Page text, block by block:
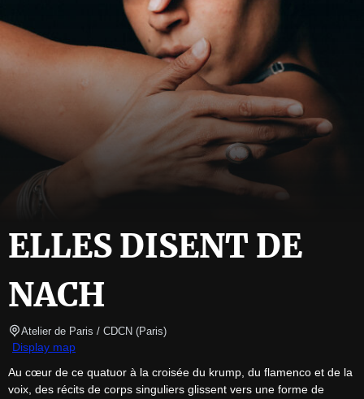
ELLES DISENT DE
NACH
Atelier de Paris / CDCN (Paris)
Display map
Au cœur de ce quatuor à la croisée du krump, du flamenco et de la
voix, des récits de corps singuliers glissent vers une forme de